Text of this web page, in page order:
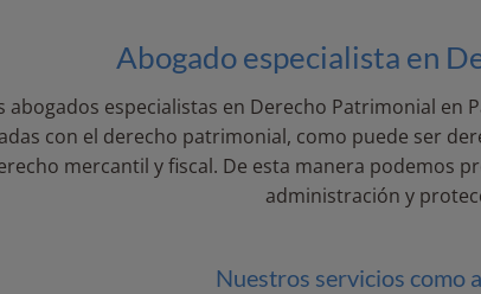
Abogado especialista en
abogados especialistas en Derecho Patrimonial en
con el derecho patrimonial, como puede ser
mercantil y fiscal. De esta manera podemos
administración y
Nuestros servicios como